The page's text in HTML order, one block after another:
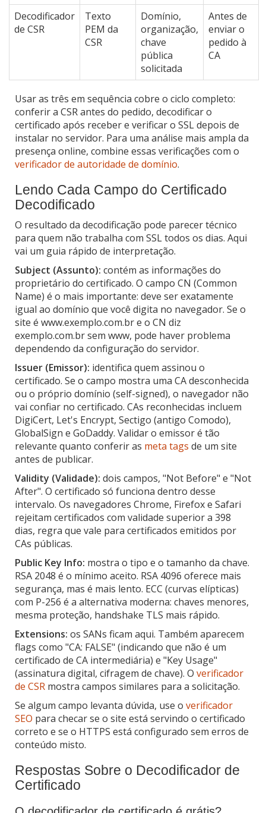
Decodificador
de CSR
Texto
PEM da
CSR
Domínio,
organização,
chave
pública
solicitada
Antes de
enviar o
pedido à
CA
Usar as três em sequência cobre o ciclo completo:
conferir a CSR antes do pedido, decodificar o
certificado após receber e verificar o SSL depois de
instalar no servidor. Para uma análise mais ampla da
presença online, combine essas verificações com o
verificador de autoridade de domínio.
Lendo Cada Campo do Certificado
Decodificado
O resultado da decodificação pode parecer técnico
para quem não trabalha com SSL todos os dias. Aqui
vai um guia rápido de interpretação.
Subject (Assunto): contém as informações do
proprietário do certificado. O campo CN (Common
Name) é o mais importante: deve ser exatamente
igual ao domínio que você digita no navegador. Se o
site é www.exemplo.com.br e o CN diz
exemplo.com.br sem www, pode haver problema
dependendo da configuração do servidor.
Issuer (Emissor): identifica quem assinou o
certificado. Se o campo mostra uma CA desconhecida
ou o próprio domínio (self-signed), o navegador não
vai confiar no certificado. CAs reconhecidas incluem
DigiCert, Let's Encrypt, Sectigo (antigo Comodo),
GlobalSign e GoDaddy. Validar o emissor é tão
relevante quanto conferir as meta tags de um site
antes de publicar.
Validity (Validade): dois campos, "Not Before" e "Not
After". O certificado só funciona dentro desse
intervalo. Os navegadores Chrome, Firefox e Safari
rejeitam certificados com validade superior a 398
dias, regra que vale para certificados emitidos por
CAs públicas.
Public Key Info: mostra o tipo e o tamanho da chave.
RSA 2048 é o mínimo aceito. RSA 4096 oferece mais
segurança, mas é mais lento. ECC (curvas elípticas)
com P-256 é a alternativa moderna: chaves menores,
mesma proteção, handshake TLS mais rápido.
Extensions: os SANs ficam aqui. Também aparecem
flags como "CA: FALSE" (indicando que não é um
certificado de CA intermediária) e "Key Usage"
(assinatura digital, cifragem de chave). O verificador
de CSR mostra campos similares para a solicitação.
Se algum campo levanta dúvida, use o verificador
SEO para checar se o site está servindo o certificado
correto e se o HTTPS está configurado sem erros de
conteúdo misto.
Respostas Sobre o Decodificador de
Certificado